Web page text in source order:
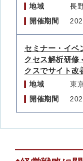
地域
長
開催期間
セミナー・イベ
クセス解析研修
クスでサイト改
地域
東
開催期間